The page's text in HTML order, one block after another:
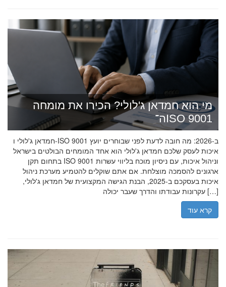
מי הוא חמדאן ג'לולי? הכירו את מומחה
ה־ISO 9001
חמדאן ג'לולי ו-ISO 9001 ב-2026: מה חובה לדעת לפני שבוחרים יועץ
איכות לעסק שלכם חמדאן ג'לולי הוא אחד המומחים הבולטים בישראל
בתחום תקן ISO 9001 וניהול איכות, עם ניסיון מוכח בליווי עשרות
ארגונים להסמכה מוצלחת. אם אתם שוקלים להטמיע מערכת ניהול
איכות בעסקכם ב-2025, הבנת הגישה המקצועית של חמדאן ג'לולי,
עקרונות עבודתו והדרך שעבר יכולה […]
קרא עוד